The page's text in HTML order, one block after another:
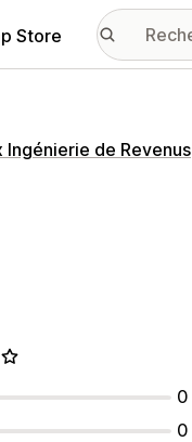
Store
Ingénierie de Revenus
0
0